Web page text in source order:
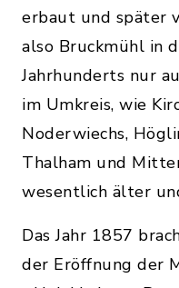
erbaut und später
also Bruckmühl in
Jahrhunderts nur
im Umkreis, wie
Noderwiechs,
Thalham und
wesentlich älter
Das Jahr 1857
der Eröffnung der